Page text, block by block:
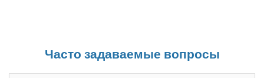
Часто задаваемые вопросы